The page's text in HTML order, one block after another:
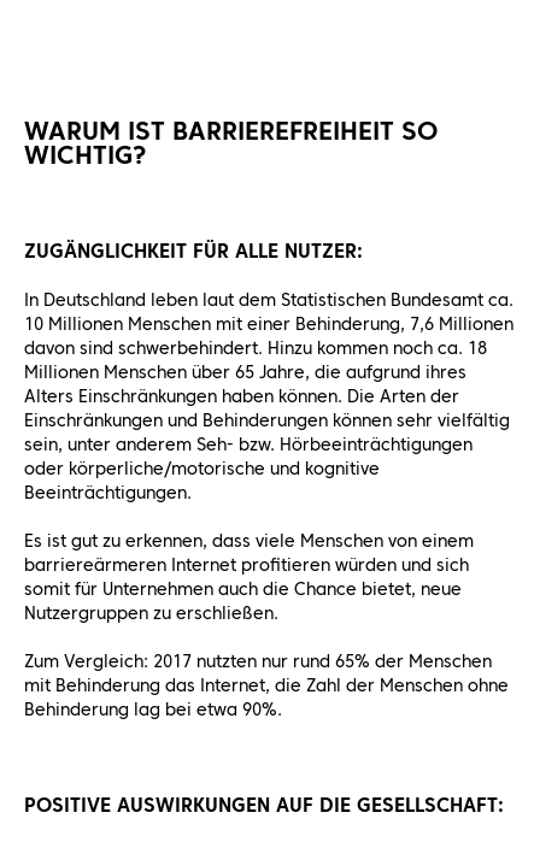
WARUM IST BARRIEREFREIHEIT SO
WICHTIG?
ZUGÄNGLICHKEIT FÜR ALLE NUTZER:
In Deutschland leben laut dem Statistischen Bundesamt ca.
10 Millionen Menschen mit einer Behinderung, 7,6 Millionen
davon sind schwerbehindert. Hinzu kommen noch ca. 18
Millionen Menschen über 65 Jahre, die aufgrund ihres
Alters Einschränkungen haben können. Die Arten der
Einschränkungen und Behinderungen können sehr vielfältig
sein, unter anderem Seh- bzw. Hörbeeinträchtigungen
oder körperliche/motorische und kognitive
Beeinträchtigungen.
Es ist gut zu erkennen, dass viele Menschen von einem
barriereärmeren Internet profitieren würden und sich
somit für Unternehmen auch die Chance bietet, neue
Nutzergruppen zu erschließen.
Zum Vergleich: 2017 nutzten nur rund 65% der Menschen
mit Behinderung das Internet, die Zahl der Menschen ohne
Behinderung lag bei etwa 90%.
POSITIVE AUSWIRKUNGEN AUF DIE GESELLSCHAFT: